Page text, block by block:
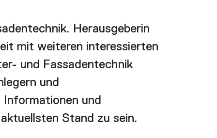
Herausgeberin
mit weiteren interessierten
und Fassadentechnik
und
und
Stand zu sein.